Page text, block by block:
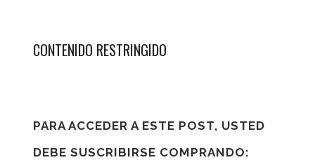
CONTENIDO RESTRINGIDO
PARA ACCEDER A ESTE POST, USTED
DEBE SUSCRIBIRSE COMPRANDO: